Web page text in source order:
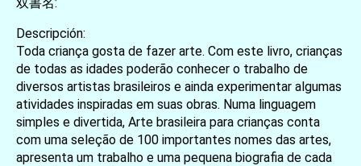
Descripción:
Toda criança gosta de fazer arte. Com este livro, crianças
de todas as idades poderão conhecer o trabalho de
diversos artistas brasileiros e ainda experimentar algumas
atividades inspiradas em suas obras. Numa linguagem
simples e divertida, Arte brasileira para crianças conta
com uma seleção de 100 importantes nomes das artes,
apresenta um trabalho e uma pequena biografia de cada